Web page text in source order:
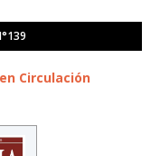
Circulación